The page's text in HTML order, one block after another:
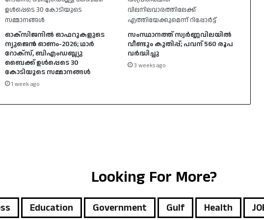
ഓക്സിജനില്‍ ഓഫറുകളുടെ
ന്യുജെന്‍ ഓണം-2026; ഥാര്‍
റോക്സ്, ബിഎംഡബ്ല്യു
ബൈക്ക് ഉള്‍പ്പെടെ 30
കോടിയുടെ സമ്മാനങ്ങള്‍
1 week ago
സംസ്ഥാനത്ത് സ്വർണ്ണവിലയിൽ
വീണ്ടും കുതിപ്പ്; പവന് 560 രൂപ
വർദ്ധിച്ചു
3 weeks ago
Looking For More?
Education Government Gulf Health